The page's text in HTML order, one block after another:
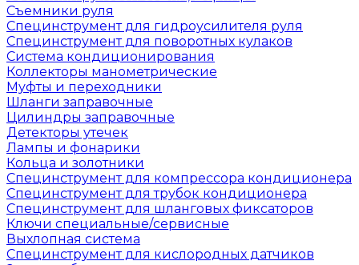
Съемники руля
Специнструмент для гидроусилителя руля
Специнструмент для поворотных кулаков
Система кондиционирования
Коллекторы манометрические
Муфты и переходники
Шланги заправочные
Цилиндры заправочные
Детекторы утечек
Лампы и фонарики
Кольца и золотники
Специнструмент для компрессора кондиционера
Специнструмент для трубок кондиционера
Специнструмент для шланговых фиксаторов
Ключи специальные/сервисные
Выхлопная система
Специнструмент для кислородных датчиков